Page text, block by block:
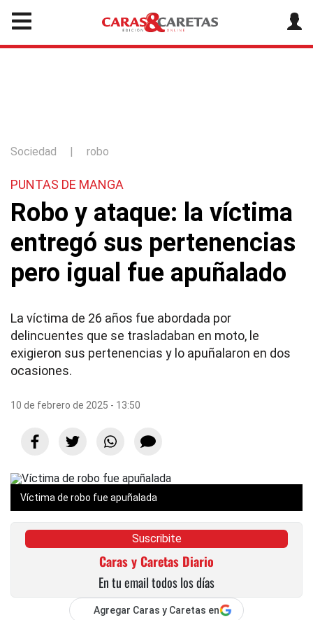
Sociedad | robo
PUNTAS DE MANGA
Robo y ataque: la víctima
entregó sus pertenencias
pero igual fue apuñalado
La víctima de 26 años fue abordada por
delincuentes que se trasladaban en moto, le
exigieron sus pertenencias y lo apuñalaron en dos
ocasiones.
10 de febrero de 2025 - 13:50
Víctima de robo fue apuñalada
Suscribite
Caras y Caretas Diario
En tu email todos los días
Agregar Caras y Caretas en